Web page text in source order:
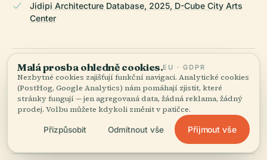
Jidipi Architecture Database, 2025, D-Cube City Arts
Center
Afar, 2025, Travel Guide on Sheraton Seoul D Cube City
Hotel
Miss Tourist, 2025, Best Things to Do in Seoul
Malá prosba ohledně cookies.EU · GDPR
Nezbytné cookies zajišťují funkční navigaci. Analytické cookies
(PostHog, Google Analytics) nám pomáhají zjistit, které
stránky fungují — jen agregovaná data, žádná reklama, žádný
prodej. Volbu můžete kdykoli změnit v patičce.
Přizpůsobit Odmítnout vše Přijmout vše